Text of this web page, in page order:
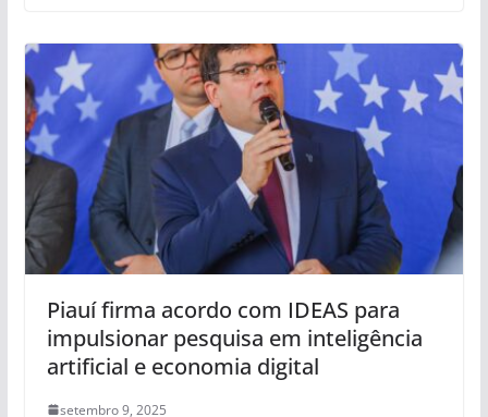
Piauí firma acordo com IDEAS para
impulsionar pesquisa em inteligência
artificial e economia digital
setembro 9, 2025